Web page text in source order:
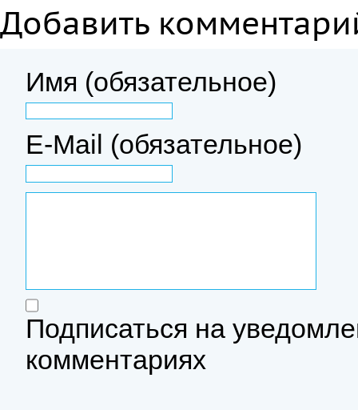
Добавить
Имя (обязательное)
E-Mail (обязательное)
Подписаться на
комментариях